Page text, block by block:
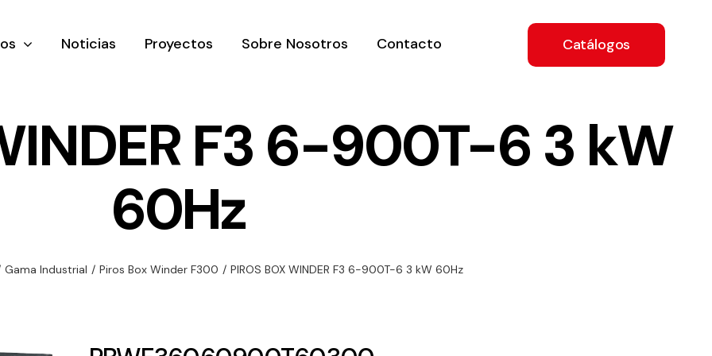
gama
Ventilación
Amplia gama de
equipos de
Variedad de
necesidades.
Noticias Proyectos Sobre Nosotros Contacto Catálogos
F3 6-900T-6 3 kW
60Hz
Gama Industrial / Piros Box Winder F300 / PIROS BOX WINDER F3 6-900T-6 3 kW 60Hz